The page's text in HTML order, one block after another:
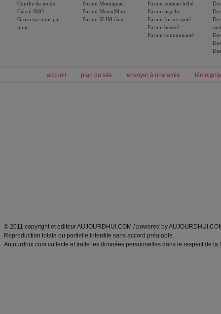
Courbe de poids
Calcul IMG
Grossesse mois par
mois
Forum Montignac
Forum MentalSlim
Forum SLIM data
Forum maman bébé
Forum psycho
Forum forme santé
Forum beauté
Forum communauté
accueil plan du site envoyer à une amie
© 2011 copyright et éditeur AUJOURDHUI.COM / powered by
Reproduction totale ou partielle interdite sans accord préalable.
Aujourdhui.com collecte et traite les données personnelles dans le respect de